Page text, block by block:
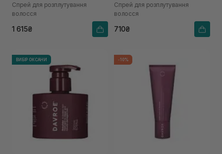
Спрей для розплутування
волосся
1 615₴
Спрей для розплутування
волосся
710₴
ВИБІР ОКСАНИ -10%